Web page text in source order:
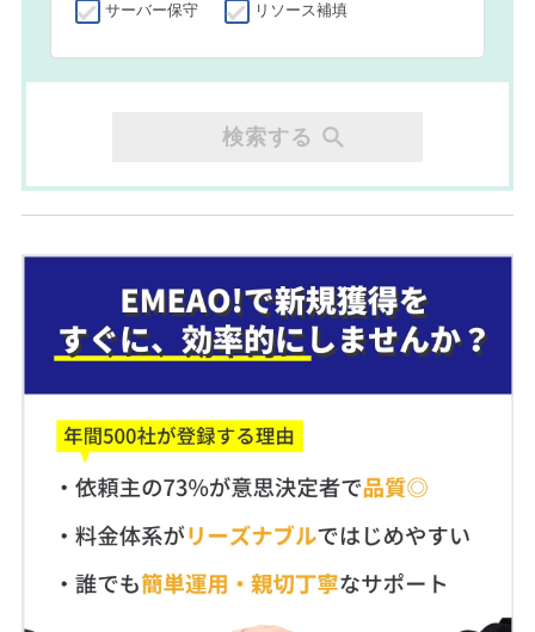
サーバー保守 リソース補填
検索する